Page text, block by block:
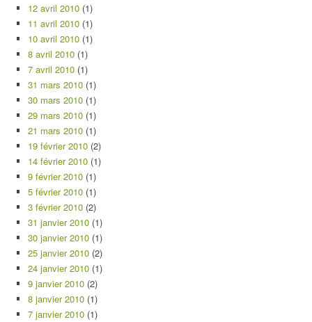
12 avril 2010 (1)
11 avril 2010 (1)
10 avril 2010 (1)
8 avril 2010 (1)
7 avril 2010 (1)
31 mars 2010 (1)
30 mars 2010 (1)
29 mars 2010 (1)
21 mars 2010 (1)
19 février 2010 (2)
14 février 2010 (1)
9 février 2010 (1)
5 février 2010 (1)
3 février 2010 (2)
31 janvier 2010 (1)
30 janvier 2010 (1)
25 janvier 2010 (2)
24 janvier 2010 (1)
9 janvier 2010 (2)
8 janvier 2010 (1)
7 janvier 2010 (1)